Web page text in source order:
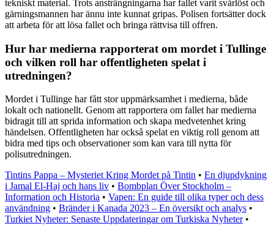
tekniskt material. Trots ansträngningarna har fallet varit svårlöst och
gärningsmannen har ännu inte kunnat gripas. Polisen fortsätter dock
att arbeta för att lösa fallet och bringa rättvisa till offren.
Hur har medierna rapporterat om mordet i Tullinge
och vilken roll har offentligheten spelat i
utredningen?
Mordet i Tullinge har fått stor uppmärksamhet i medierna, både
lokalt och nationellt. Genom att rapportera om fallet har medierna
bidragit till att sprida information och skapa medvetenhet kring
händelsen. Offentligheten har också spelat en viktig roll genom att
bidra med tips och observationer som kan vara till nytta för
polisutredningen.
Tintins Pappa – Mysteriet Kring Mordet på Tintin • En djupdykning
i Jamal El-Haj och hans liv • Bombplan Över Stockholm –
Information och Historia • Vapen: En guide till olika typer och dess
användning • Bränder i Kanada 2023 – En översikt och analys •
Turkiet Nyheter: Senaste Uppdateringar om Turkiska Nyheter•